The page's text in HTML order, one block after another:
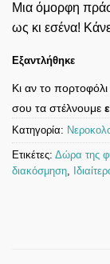
Μια όμορφη
ως κι εσένα!
Εξαντλήθηκε
Κι αν το
σου τα στέλνουμε
Κατηγορία:
Ετικέτες: Δώρα της
διακόσμηση